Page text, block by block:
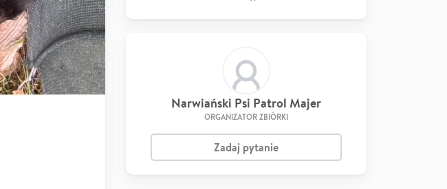
Narwiański Psi Patrol Majer
ORGANIZATOR ZBIÓRKI
Zadaj pytanie